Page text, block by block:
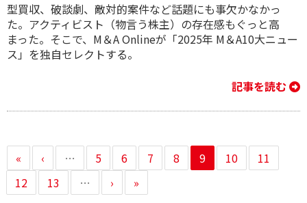
型買収、破談劇、敵対的案件など話題にも事欠かなかっ
た。アクティビスト（物言う株主）の存在感もぐっと高
まった。そこで、M＆A Onlineが「2025年 M＆A10大ニュー
ス」を独自セレクトする。
記事を読む
« ‹ … 5 6 7 8 9 10
11
12
13 … › »